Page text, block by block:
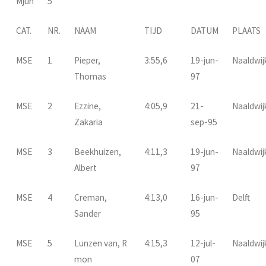
CAT. NR. NAAM TIJD DATUM PLAATS
MSE 1
Pieper,
Thomas
3:55,6
19-jun-
97
MSE 2
Ezzine,
Zakaria
4:05,9
21-
sep-95
MSE 3
Beekhuizen,
Albert
4:11,3
19-jun-
97
MSE 4
Creman,
Sander
4:13,0
16-jun-
95
Delft
MSE 5
Lunzen van, R
mon
4:15,3
12-jul-
07